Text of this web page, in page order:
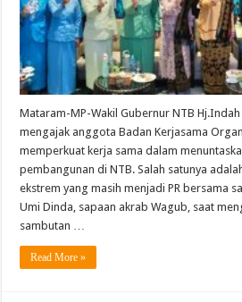
Mataram-MP-Wakil Gubernur NTB
mengajak anggota Badan Kerjasama
memperkuat kerja sama dalam
pembangunan di NTB. Salah satunya
ekstrem yang masih menjadi PR bersama
Umi Dinda, sapaan akrab Wagub, saat
sambutan …
Read More »